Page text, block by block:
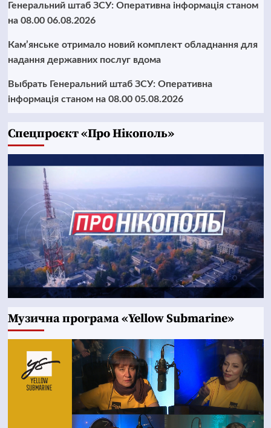
Генеральний штаб ЗСУ: Оперативна інформація станом
на 08.00 06.08.2026
Кам’янське отримало новий комплект обладнання для
надання державних послуг вдома
Выбрать Генеральний штаб ЗСУ: Оперативна
інформація станом на 08.00 05.08.2026
Cпецпроєкт «Про Нікополь»
Музична програма «Yellow Submarine»